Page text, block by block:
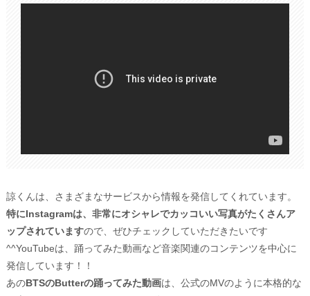
諒くんは、さまざまなサービスから情報を発信してくれています。
特にInstagramは、非常にオシャレでカッコいい写真がたくさんア
ップされていますので、ぜひチェックしていただきたいです
^^YouTubeは、踊ってみた動画など音楽関連のコンテンツを中心に
発信しています！！
あのBTSのButterの踊ってみた動画は、公式のMVのように本格的な